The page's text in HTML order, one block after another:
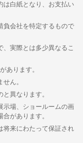
は白紙となり、お支払い
負会社を特定するもので
実際とは多少異なるこ
あります。
ん。
異なります。
示場、ショールームの画
があります。
将来にわたって保証され